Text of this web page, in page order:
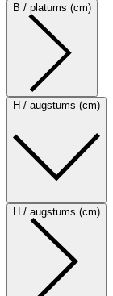
B / platums (cm)
H / augstums (cm)
H / augstums (cm)